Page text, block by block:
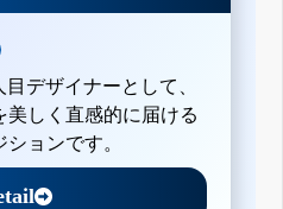
デザイナーとして、
美しく直感的に届ける
ョンです。